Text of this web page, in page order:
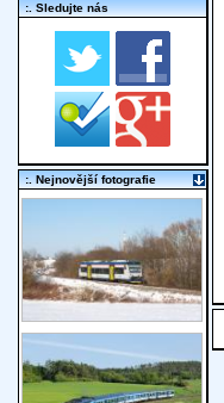
:. Sledujte nás
:. Nejnovější fotografie